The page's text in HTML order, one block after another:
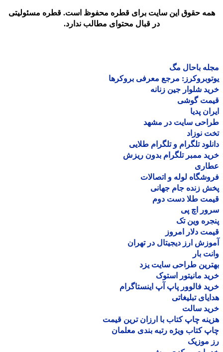
حقوق این سایت برای قطره محفوظ است. قطره مسئولیتی
در قبال محتوای مطالب ندارد.
باحال مگ
مرجع معرفی بروکرها
شلوار جین زنانه
گوشی
پدیا
سایت در مشهد
نوزاد
تلگرام و تلگرام طلایی
ممبر تلگرام بدون ریزش
لوله و اتصالات
زنده جام جهانی
طلا دست دوم
اچ پی
وین تک
دلار امروز
ارز دیجیتال در تهران
بار
طراحی سایت یزد
مانیتور استوک
فالوور پاپ آپ اینستاگرام
تبلیغاتی
سالت
چاپ کتاب با ارزان ترین قیمت
کتاب ویژه رتبه بندی معلمان
موزیک